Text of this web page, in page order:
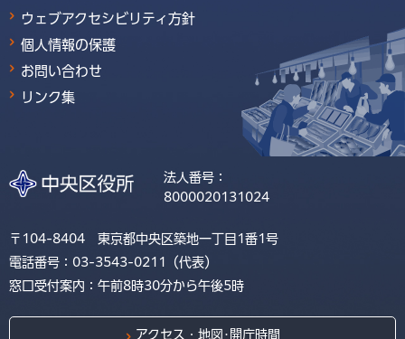
ウェブアクセシビリティ方針
個人情報の保護
お問い合わせ
リンク集
法人番号：
8000020131024
〒104-8404 東京都中央区築地一丁目1番1号
電話番号：03-3543-0211（代表）
窓口受付案内：午前8時30分から午後5時
アクセス・地図･開庁時間